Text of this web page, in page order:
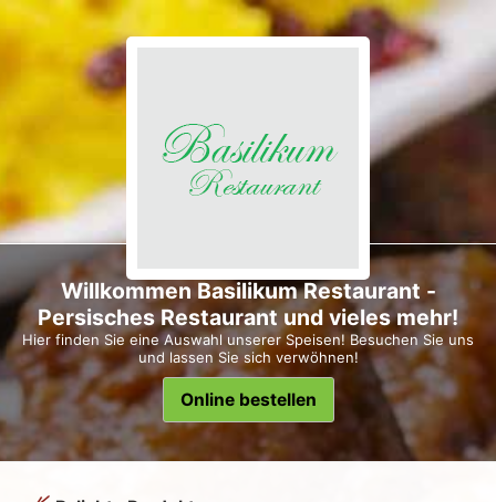
Willkommen Basilikum Restaurant -
Persisches Restaurant und vieles mehr!
Hier finden Sie eine Auswahl unserer Speisen! Besuchen Sie uns
und lassen Sie sich verwöhnen!
Online bestellen